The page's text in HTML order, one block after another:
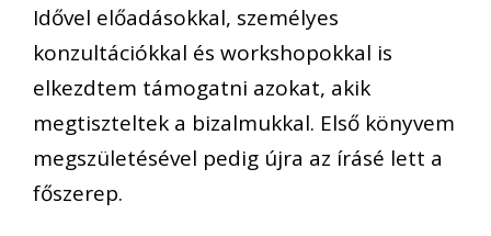
Idővel előadásokkal, személyes
konzultációkkal és workshopokkal is
elkezdtem támogatni azokat, akik
megtiszteltek a bizalmukkal. Első könyvem
megszületésével pedig újra az írásé lett a
főszerep.